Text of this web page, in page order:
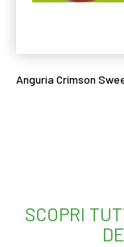
Anguria Crimson
SCOPRI